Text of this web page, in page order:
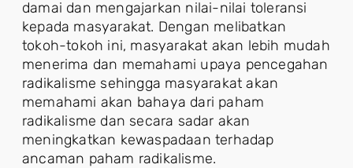
damai dan mengajarkan nilai-nilai toleransi
kepada masyarakat. Dengan melibatkan
tokoh-tokoh ini, masyarakat akan lebih mudah
menerima dan memahami upaya pencegahan
radikalisme sehingga masyarakat akan
memahami akan bahaya dari paham
radikalisme dan secara sadar akan
meningkatkan kewaspadaan terhadap
ancaman paham radikalisme.